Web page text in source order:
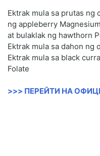
Ektrak mula sa prutas ng
ng appleberry
at bulaklak ng hawthorn
Ektrak mula sa dahon ng
Ektrak mula sa black
Folate
>>> ПЕРЕЙТИ НА